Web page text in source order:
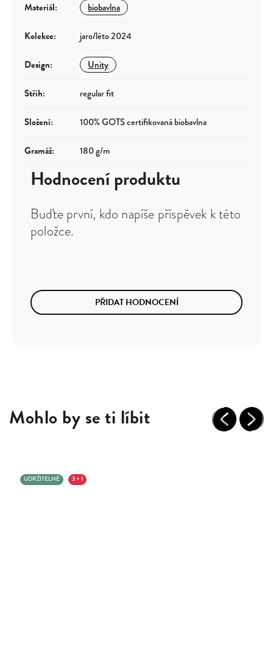
Materiál: biobavlna
Kolekce: jaro/léto 2024
Design: Unity
Střih: regular fit
Složení: 100% GOTS certifikovaná biobavlna
Gramáž: 180 g/m
Hodnocení produktu
Buďte první, kdo napíše příspěvek k této
položce.
PŘIDAT HODNOCENÍ
Mohlo by se ti líbit Previous
UDRŽITELNÉ 3 + 1
Next